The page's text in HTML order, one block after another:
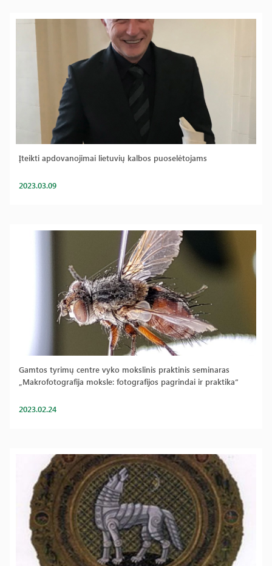
Įteikti apdovanojimai lietuvių kalbos puoselėtojams
2023.03.09
Gamtos tyrimų centre vyko mokslinis praktinis seminaras
„Makrofotografija moksle: fotografijos pagrindai ir praktika“
2023.02.24